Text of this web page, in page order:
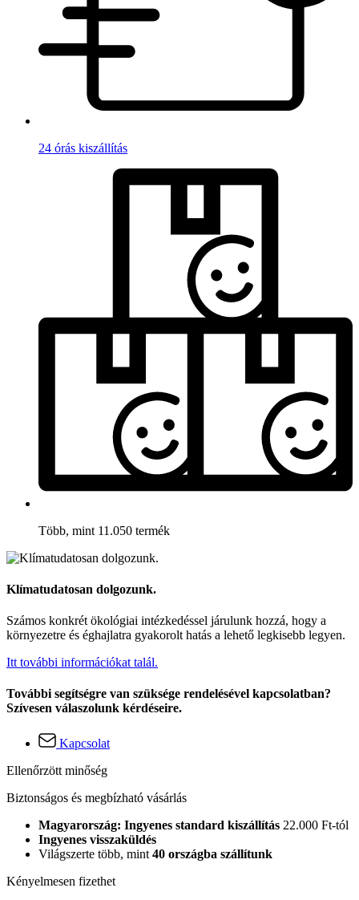
24 órás kiszállítás
Több, mint 11.050 termék
Klímatudatosan dolgozunk.
Számos konkrét ökológiai intézkedéssel járulunk hozzá, hogy a
környezetre és éghajlatra gyakorolt hatás a lehető legkisebb legyen.
Itt további információkat talál.
További segítségre van szüksége rendelésével kapcsolatban?
Szívesen válaszolunk kérdéseire.
Kapcsolat
Ellenőrzött minőség
Biztonságos és megbízható vásárlás
Magyarország: Ingyenes standard kiszállítás 22.000 Ft-tól
Ingyenes visszaküldés
Világszerte több, mint 40 országba szállítunk
Kényelmesen fizethet